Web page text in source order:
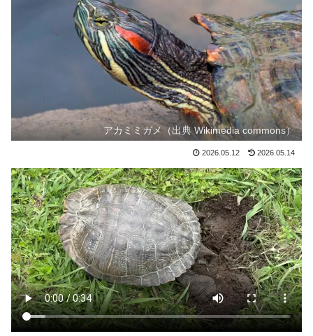
アカミミガメ（出典 Wikimedia commons）
2026.05.12 2026.05.14